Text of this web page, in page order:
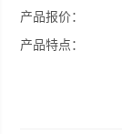
产品报价：
产品特点：